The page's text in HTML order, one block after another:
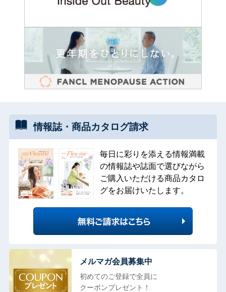
情報誌・ 商品カタログ請求
毎日に彩りを添える情報満載
の情報誌や誌面で選びながら
ご購入いただける商品カタロ
グをお届けいたします。
メルマガ会員募集中
初めてのご登録で全員に
クーポンプレゼント！